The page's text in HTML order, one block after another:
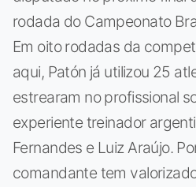
rodada do Campeonato
Em oito rodadas da
aqui, Patón já utilizou 25
estrearam no profissional
experiente treinador
Fernandes e Luiz Araújo.
comandante tem